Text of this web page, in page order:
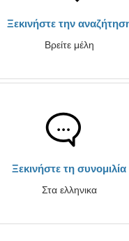
Ξεκινήστε την
Βρείτε μέλη
Ξεκινήστε τη συνομιλία
Στα ελληνικα